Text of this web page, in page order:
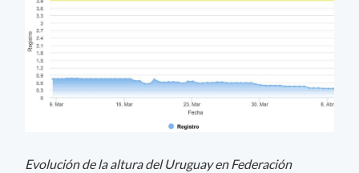
Evolución de la altura del Uruguay en Federación